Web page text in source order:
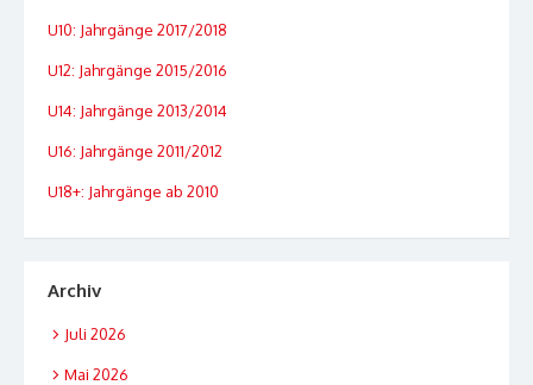
U10: Jahrgänge 2017/2018
U12: Jahrgänge 2015/2016
U14: Jahrgänge 2013/2014
U16: Jahrgänge 2011/2012
U18+: Jahrgänge ab 2010
Archiv
Juli 2026
Mai 2026